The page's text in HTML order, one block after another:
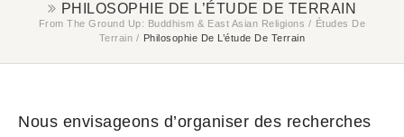
PHILOSOPHIE DE L’ÉTUDE DE TERRAIN
From The Ground Up: Buddhism & East Asian Religions / Études De
Terrain / Philosophie De L’étude De Terrain
Nous envisageons d’organiser des recherches